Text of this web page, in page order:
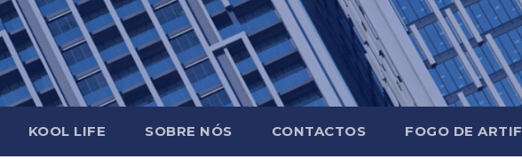
KOOL LIFE SOBRE NÓS CONTACTOS FOGO DE